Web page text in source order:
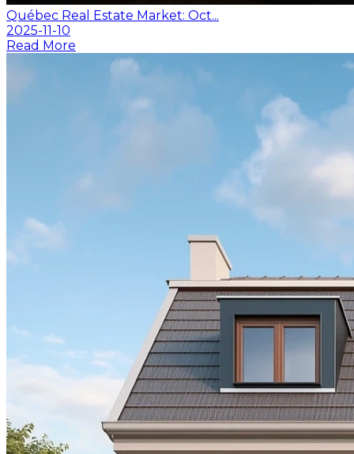
Québec Real Estate Market: Oct...
2025-11-10
Read More